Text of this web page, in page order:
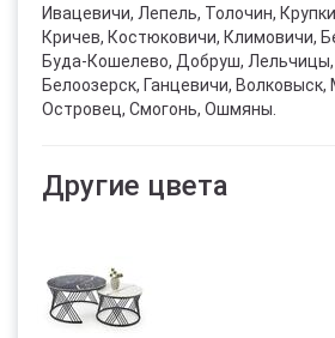
Ивацевичи, Лепель, Толочин,
Кричев, Костюковичи, Климовичи,
Буда-Кошелево, Добруш,
Белоозерск, Ганцевичи,
Островец, Смогонь, Ошмяны.
Другие цвета